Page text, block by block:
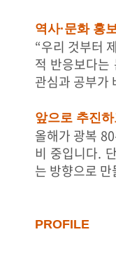
역사·문화 홍
“우리 것부터
적 반응보다는
관심과 공부가
앞으로 추진
올해가 광복
비 중입니다.
는 방향으로
PROFILE